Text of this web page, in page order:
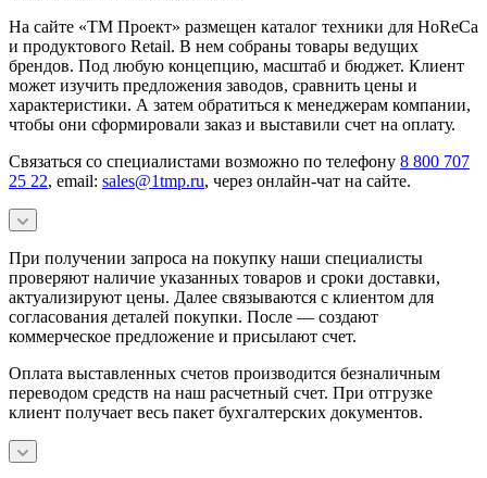
На сайте «ТМ Проект» размещен каталог техники для HoReCa
и продуктового Retail. В нем собраны товары ведущих
брендов. Под любую концепцию, масштаб и бюджет. Клиент
может изучить предложения заводов, сравнить цены и
характеристики. А затем обратиться к менеджерам компании,
чтобы они сформировали заказ и выставили счет на оплату.
Связаться со специалистами возможно по телефону 8 800 707
25 22, email: sales@1tmp.ru, через онлайн-чат на сайте.
При получении запроса на покупку наши специалисты
проверяют наличие указанных товаров и сроки доставки,
актуализируют цены. Далее связываются с клиентом для
согласования деталей покупки. После — создают
коммерческое предложение и присылают счет.
Оплата выставленных счетов производится безналичным
переводом средств на наш расчетный счет. При отгрузке
клиент получает весь пакет бухгалтерских документов.